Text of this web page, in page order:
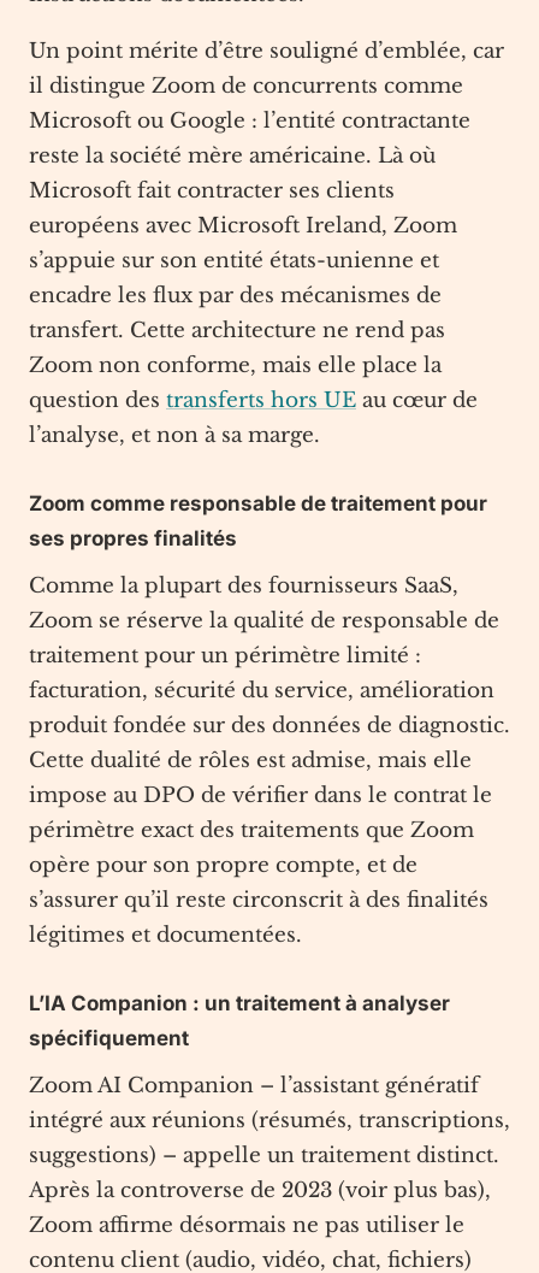
Un point mérite d’être souligné d’emblée, car
il distingue Zoom de concurrents comme
Microsoft ou Google : l’entité contractante
reste la société mère américaine. Là où
Microsoft fait contracter ses clients
européens avec Microsoft Ireland, Zoom
s’appuie sur son entité états-unienne et
encadre les flux par des mécanismes de
transfert. Cette architecture ne rend pas
Zoom non conforme, mais elle place la
question des transferts hors UE au cœur de
l’analyse, et non à sa marge.
Zoom comme responsable de traitement pour
ses propres finalités
Comme la plupart des fournisseurs SaaS,
Zoom se réserve la qualité de responsable de
traitement pour un périmètre limité :
facturation, sécurité du service, amélioration
produit fondée sur des données de diagnostic.
Cette dualité de rôles est admise, mais elle
impose au DPO de vérifier dans le contrat le
périmètre exact des traitements que Zoom
opère pour son propre compte, et de
s’assurer qu’il reste circonscrit à des finalités
légitimes et documentées.
L’IA Companion : un traitement à analyser
spécifiquement
Zoom AI Companion – l’assistant génératif
intégré aux réunions (résumés, transcriptions,
suggestions) – appelle un traitement distinct.
Après la controverse de 2023 (voir plus bas),
Zoom affirme désormais ne pas utiliser le
contenu client (audio, vidéo, chat, fichiers)